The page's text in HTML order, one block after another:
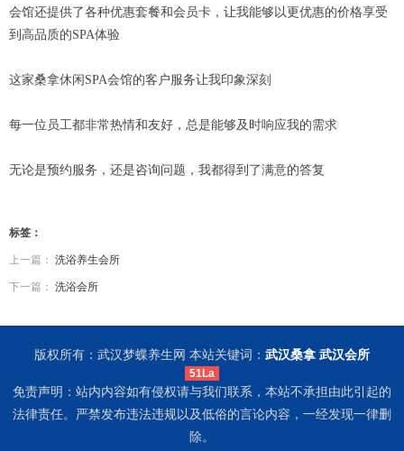
会馆还提供了各种优惠套餐和会员卡，让我能够以更优惠的价格享受
到高品质的SPA体验
这家桑拿休闲SPA会馆的客户服务让我印象深刻
每一位员工都非常热情和友好，总是能够及时响应我的需求
无论是预约服务，还是咨询问题，我都得到了满意的答复
标签：
上一篇： 洗浴养生会所
下一篇： 洗浴会所
版权所有：武汉梦蝶养生网 本站关键词： 武汉桑拿 武汉会所
51La
免责声明：站内内容如有侵权请与我们联系，本站不承担由此引起的
法律责任。严禁发布违法违规以及低俗的言论内容，一经发现一律删
除。